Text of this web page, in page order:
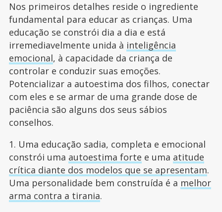
Nos primeiros detalhes reside o ingrediente
fundamental para educar as crianças. Uma
educação se constrói dia a dia e está
irremediavelmente unida à inteligência
emocional, à capacidade da criança de
controlar e conduzir suas emoções.
Potencializar a autoestima dos filhos, conectar
com eles e se armar de uma grande dose de
paciência são alguns dos seus sábios
conselhos.
1. Uma educação sadia, completa e emocional
constrói uma autoestima forte e uma atitude
crítica diante dos modelos que se apresentam.
Uma personalidade bem construída é a melhor
arma contra a tirania.